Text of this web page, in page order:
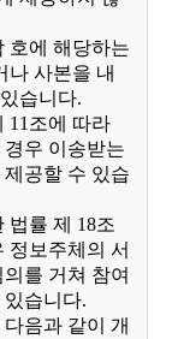
호에 해당하는
나 사본을 내
습니다.
11조에 따라
우 이송받는
공할 수 있습
법률 제 18조
정보주체의 서
를 거쳐 참여
습니다.
음과 같이 개